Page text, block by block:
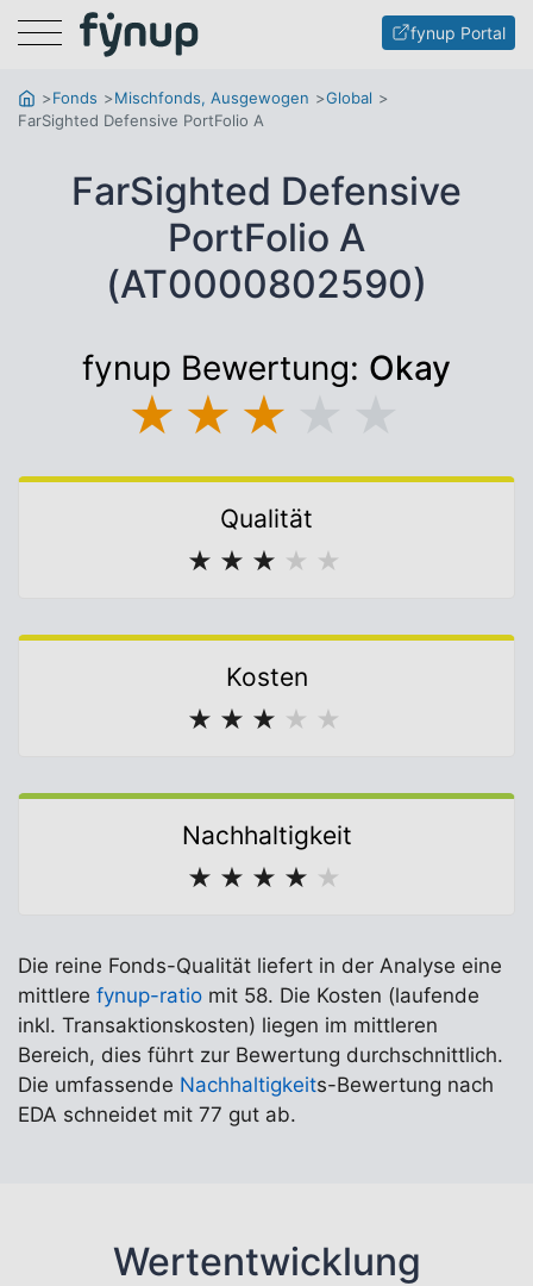
Menu fynup Portal
Fonds Mischfonds, Ausgewogen
Global
FarSighted Defensive PortFolio A
FarSighted Defensive
PortFolio A
(AT0000802590)
fynup Bewertung: Okay
★ ★ ★
Qualität
★ ★ ★ ★ ★
Kosten
★ ★ ★ ★ ★
Nachhaltigkeit
★ ★ ★ ★ ★
Die reine Fonds-Qualität liefert in der Analyse eine
mittlere fynup-ratio mit 58. Die Kosten (laufende
inkl. Transaktionskosten) liegen im mittleren
Bereich, dies führt zur Bewertung durchschnittlich.
Die umfassende Nachhaltigkeits-Bewertung nach
EDA schneidet mit 77 gut ab.
Wertentwicklung